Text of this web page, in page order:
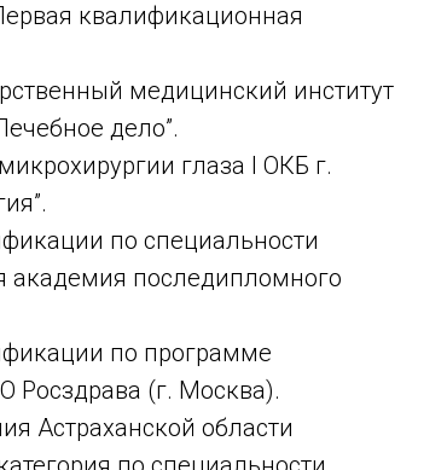
квалификационная
медицинский институт
дело”.
глаза I ОКБ г.
по специальности
академия последипломного
по программе
Росздрава (г. Москва).
Астраханской области